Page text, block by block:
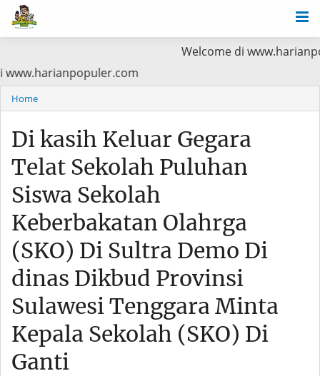
Welcome di
Baca di www.harianpopuler.com
Home
Di kasih Keluar Gegara
Telat Sekolah Puluhan
Siswa Sekolah
Keberbakatan Olahrga
(SKO) Di Sultra Demo Di
dinas Dikbud Provinsi
Sulawesi Tenggara Minta
Kepala Sekolah (SKO) Di
Ganti